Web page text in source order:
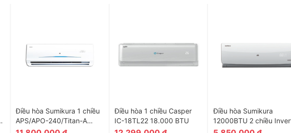
Điều hòa Sumikura 1 chiều
APS/APO-240/Titan-A
24000BTU
Điều hòa 1 chiều Casper
IC-18TL22 18.000 BTU
Điều hòa Sumikura
12000BTU 2 chiều
APS/APO-H120DC